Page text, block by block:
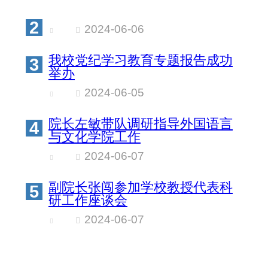
2 2024-06-06
3
我校党纪学习教育专题报告成功
举办
2024-06-05
4
院长左敏带队调研指导外国语言
与文化学院工作
2024-06-07
5
副院长张闯参加学校教授代表科
研工作座谈会
2024-06-07